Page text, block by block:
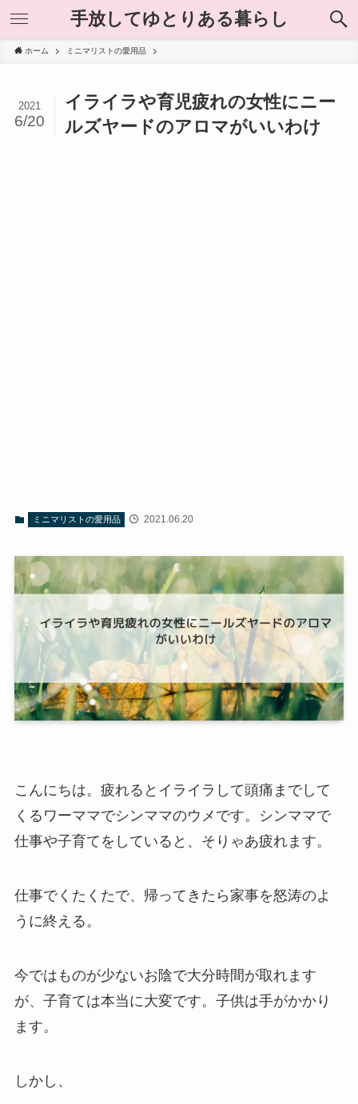
手放してゆとりある暮らし
ホーム ミニマリストの愛用品
イライラや育児疲れの女性にニー
ルズヤードのアロマがいいわけ
2021
6/20
ミニマリストの愛用品 2021.06.20
こんにちは。疲れるとイライラして頭痛までして
くるワーママでシンママのウメです。シンママで
仕事や子育てをしていると、そりゃあ疲れます。
仕事でくたくたで、帰ってきたら家事を怒涛のよ
うに終える。
今ではものが少ないお陰で大分時間が取れます
が、子育ては本当に大変です。子供は手がかかり
ます。
しかし、